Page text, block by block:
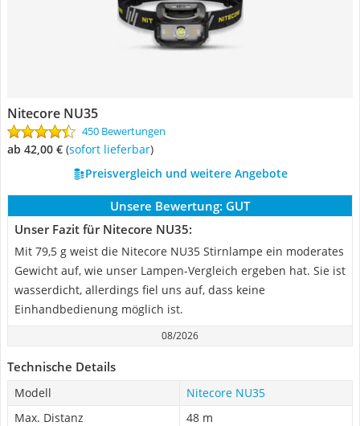
Nitecore NU35
450 Bewertungen
ab 42,00 € ( Sofort lieferbar)
Preisvergleich und weitere Angebote
Unsere Bewertung: GUT
Unser Fazit für Nitecore NU35:
Mit 79,5 g weist die Nitecore NU35 Stirnlampe ein moderates
Gewicht auf, wie unser Lampen-Vergleich ergeben hat. Sie ist
wasserdicht, allerdings fiel uns auf, dass keine
Einhandbedienung möglich ist.
08/2026
Technische Details
Modell
Nitecore NU35
Max. Distanz
48 m